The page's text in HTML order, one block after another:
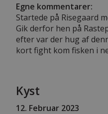
Egne kommentarer:
Startede på Risegaard
Gik derfor hen på
efter var der hug af
kort fight kom fisken i
Kyst
12. Februar 2023